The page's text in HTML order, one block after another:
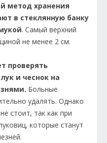
метод хранения
в стеклянную банку
. Самый верхний
не менее 2 см.
проверять
и чеснок на
Больные
удалять. Однако
стоит, так как при
которые станут